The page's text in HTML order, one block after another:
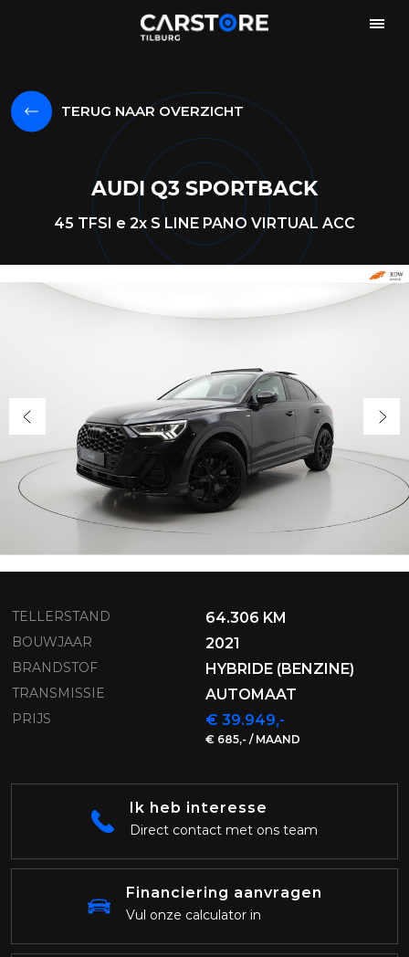
TERUG NAAR OVERZICHT
AUDI Q3 SPORTBACK
45 TFSI e 2x S LINE PANO VIRTUAL ACC
TELLERSTAND 64.306 KM
BOUWJAAR 2021
BRANDSTOF HYBRIDE (BENZINE)
TRANSMISSIE AUTOMAAT
PRIJS € 39.949,-
€ 685,- / MAAND
Ik heb interesse
Direct contact met ons team
Financiering aanvragen
Vul onze calculator in